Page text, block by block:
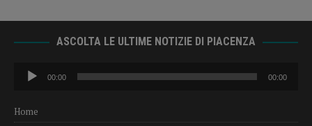
ASCOLTA LE ULTIME NOTIZIE DI PIACENZA
Audio
Player
00:00 00:00
Home